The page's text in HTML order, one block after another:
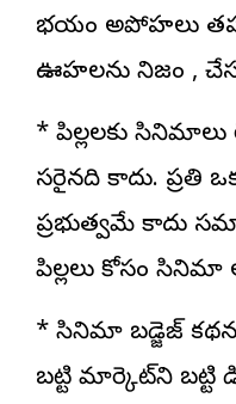
భయం అపోహలు
ఊహలను నిజం ,
* పిల్లలకు
సరైనది కాదు. ప్రతి
ప్రభుత్వమే కాదు
పిల్లలు కోసం సినిమా
* సినిమా బడ్జెజ్‌
బట్టి మార్కెట్‌ని